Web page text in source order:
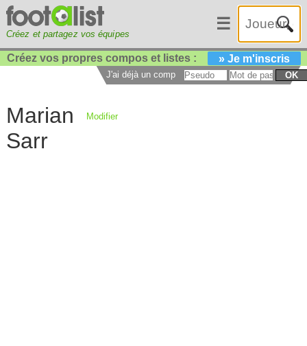
Créez et partagez vos équipes
☰
Créez vos propres compos et listes : » Je m'inscris
J'ai déjà un compte : OK
Marian
Sarr
Modifier